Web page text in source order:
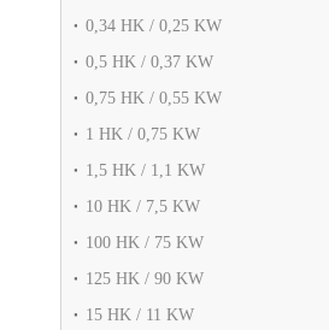
0,34 HK / 0,25 KW
0,5 HK / 0,37 KW
0,75 HK / 0,55 KW
1 HK / 0,75 KW
1,5 HK / 1,1 KW
10 HK / 7,5 KW
100 HK / 75 KW
125 HK / 90 KW
15 HK / 11 KW